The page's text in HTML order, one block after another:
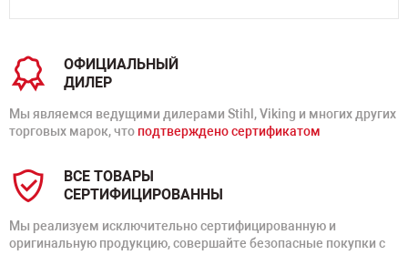
ОФИЦИАЛЬНЫЙ
ДИЛЕР
Мы являемся ведущими дилерами Stihl, Viking и многих других
торговых марок, что подтверждено сертификатом
ВСЕ ТОВАРЫ
СЕРТИФИЦИРОВАННЫ
Мы реализуем исключительно сертифицированную и
оригинальную продукцию, совершайте безопасные покупки с